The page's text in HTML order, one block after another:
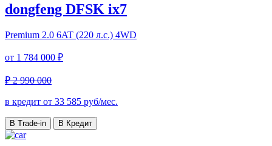
dongfeng DFSK ix7
Premium 2.0 6AT (220 л.с.) 4WD
от 1 784 000 ₽
₽ 2 990 000
в кредит от 33 585 руб/мес.
В Trade-in В Кредит